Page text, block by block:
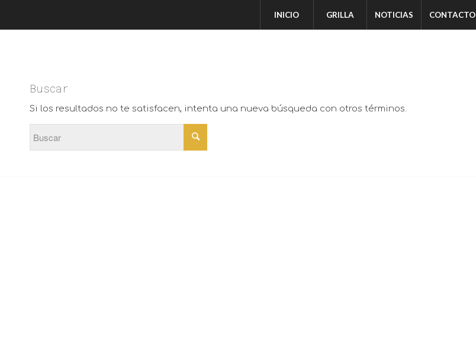
INICIO GRILLA NOTICIAS CONTACTO
Buscar
Si los resultados no te satisfacen, intenta una nueva búsqueda con otros términos.